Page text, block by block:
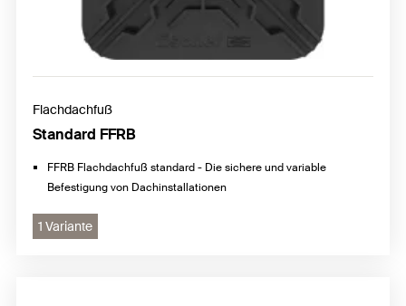
Flachdachfuß
Standard FFRB
FFRB Flachdachfuß standard - Die sichere und variable
Befestigung von Dachinstallationen
1 Variante